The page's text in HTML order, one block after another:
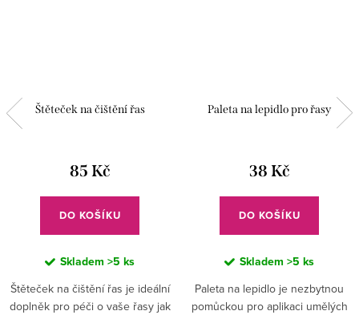
Štěteček na čištění řas
85 Kč
DO KOŠÍKU
Skladem >5 ks
Štěteček na čištění řas je ideální
doplněk pro péči o vaše řasy jak
Paleta na lepidlo pro řasy
38 Kč
DO KOŠÍKU
Skladem >5 ks
Paleta na lepidlo je nezbytnou
pomůckou pro aplikaci umělých